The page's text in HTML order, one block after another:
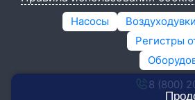
Насосы Воздуходувки
Регистры
8 (800)